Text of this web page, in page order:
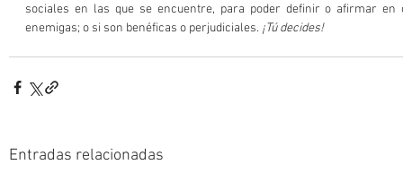
sociales en las que se encuentre, para poder definir o afirmar en
enemigas; o si son benéficas o perjudiciales. ¡Tú decides!
Entradas relacionadas